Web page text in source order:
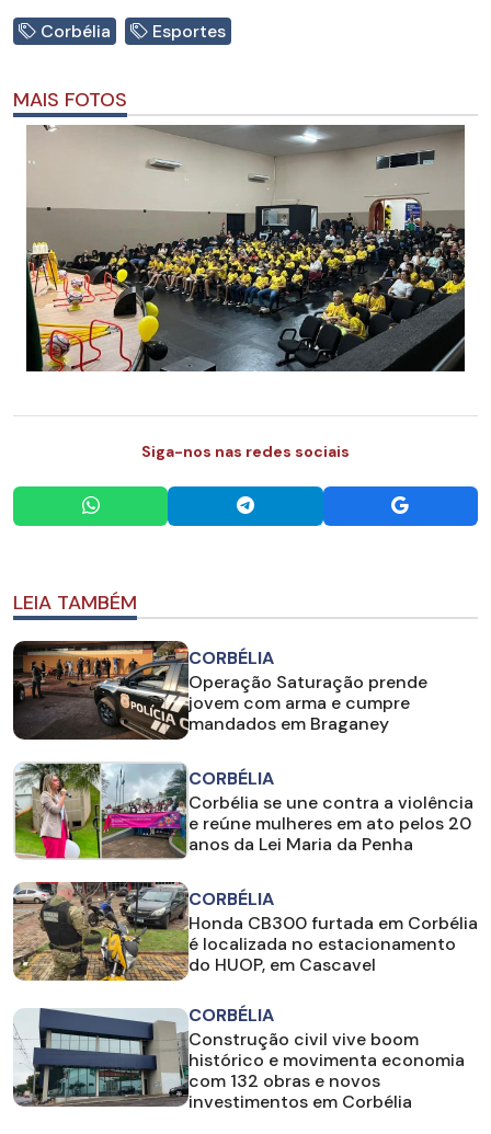
Corbélia Esportes
MAIS FOTOS
Siga-nos nas redes sociais
LEIA TAMBÉM
CORBÉLIA
Operação Saturação prende
jovem com arma e cumpre
mandados em Braganey
CORBÉLIA
Corbélia se une contra a violência
e reúne mulheres em ato pelos 20
anos da Lei Maria da Penha
CORBÉLIA
Honda CB300 furtada em Corbélia
é localizada no estacionamento
do HUOP, em Cascavel
CORBÉLIA
Construção civil vive boom
histórico e movimenta economia
com 132 obras e novos
investimentos em Corbélia